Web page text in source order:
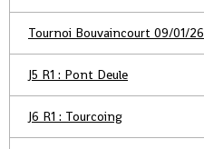
Tournoi Bouvaincourt 09/01/26
J5 R1 : Pont Deule
J6 R1 : Tourcoing